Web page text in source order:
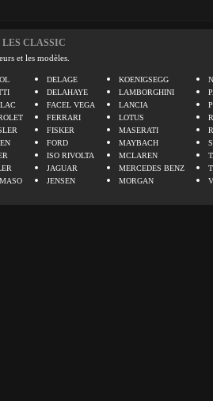
LES CLASSIC
et les modèles.
DELAGE
DELAHAYE
FACEL VEGA
FERRARI
FISKER
FORD
ISO RIVOLTA
JAGUAR
JENSEN
KOENIGSEGG
LAMBORGHINI
LANCIA
LOTUS
MASERATI
MAYBACH
MCLAREN
MERCEDES BENZ
MORGAN